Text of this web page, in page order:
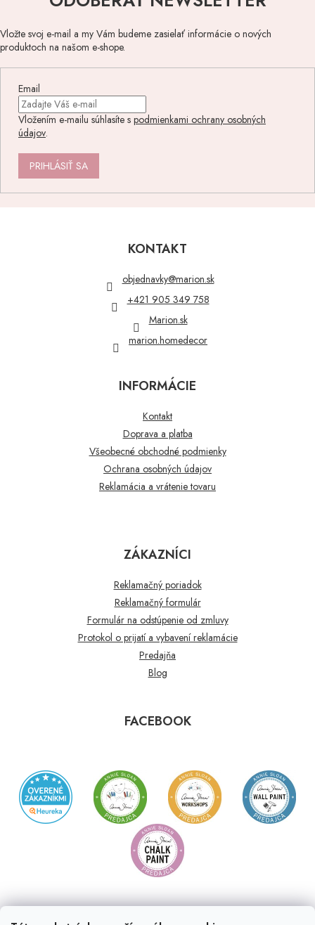
u
Vložte svoj e-mail a my Vám budeme zasielať informácie o nových
produktoch na našom e-shope.
Email
Vložením e-mailu súhlasíte s podmienkami ochrany osobných
údajov.
PRIHLÁSIŤ SA
KONTAKT
objednavky@marion.sk
+421 905 349 758
Marion.sk
marion.homedecor
INFORMÁCIE
Kontakt
Doprava a platba
Všeobecné obchodné podmienky
Ochrana osobných údajov
Reklamácia a vrátenie tovaru
ZÁKAZNÍCI
Reklamačný poriadok
Reklamačný formulár
Formulár na odstúpenie od zmluvy
Protokol o prijatí a vybavení reklamácie
Predajňa
Blog
FACEBOOK